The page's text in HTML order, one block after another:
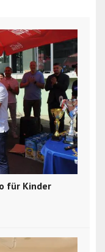
für Kinder